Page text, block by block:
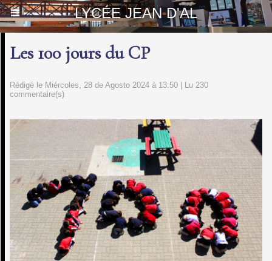
LYCÉE JEAN D'AL
Les 100 jours du CP
Rédigé le Miércoles, 28 de Agosto 2024 à 13:50 | Lu 230
commentaire(s)